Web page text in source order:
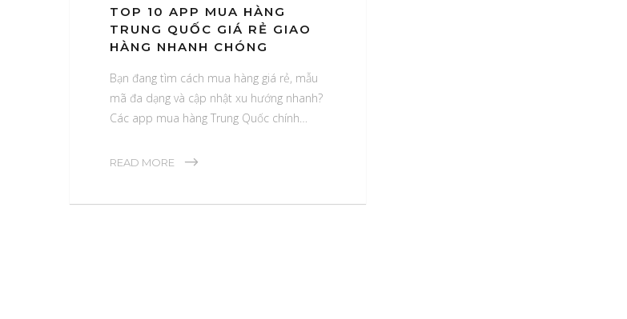
TOP 10 APP MUA HÀNG
TRUNG QUỐC GIÁ RẺ GIAO
HÀNG NHANH CHÓNG
Bạn đang tìm cách mua hàng giá rẻ, mẫu
mã đa dạng và cập nhật xu hướng nhanh?
Các app mua hàng Trung Quốc chính…
READ MORE